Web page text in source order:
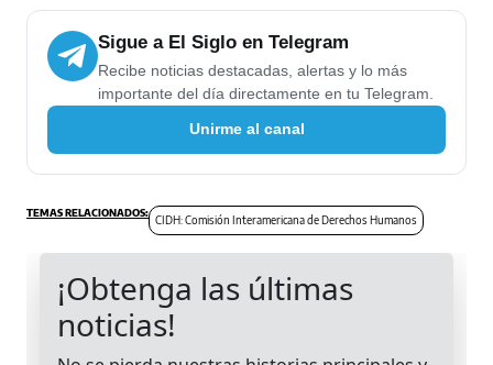
Sigue a El Siglo en Telegram
Recibe noticias destacadas, alertas y lo más
importante del día directamente en tu Telegram.
Unirme al canal
CIDH: Comisión Interamericana de Derechos Humanos